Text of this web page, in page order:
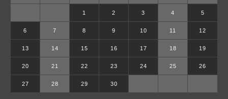
1 2 3 4 5
6 7 8 9 10 11 12
13 14 15 16 17 18 19
20 21 22 23 24 25 26
27 28 29 30